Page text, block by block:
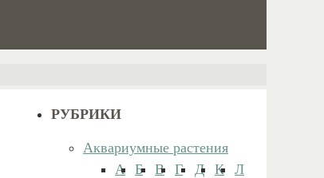
РУБРИКИ
Аквариумные растения
А Б В Г Д К
Л